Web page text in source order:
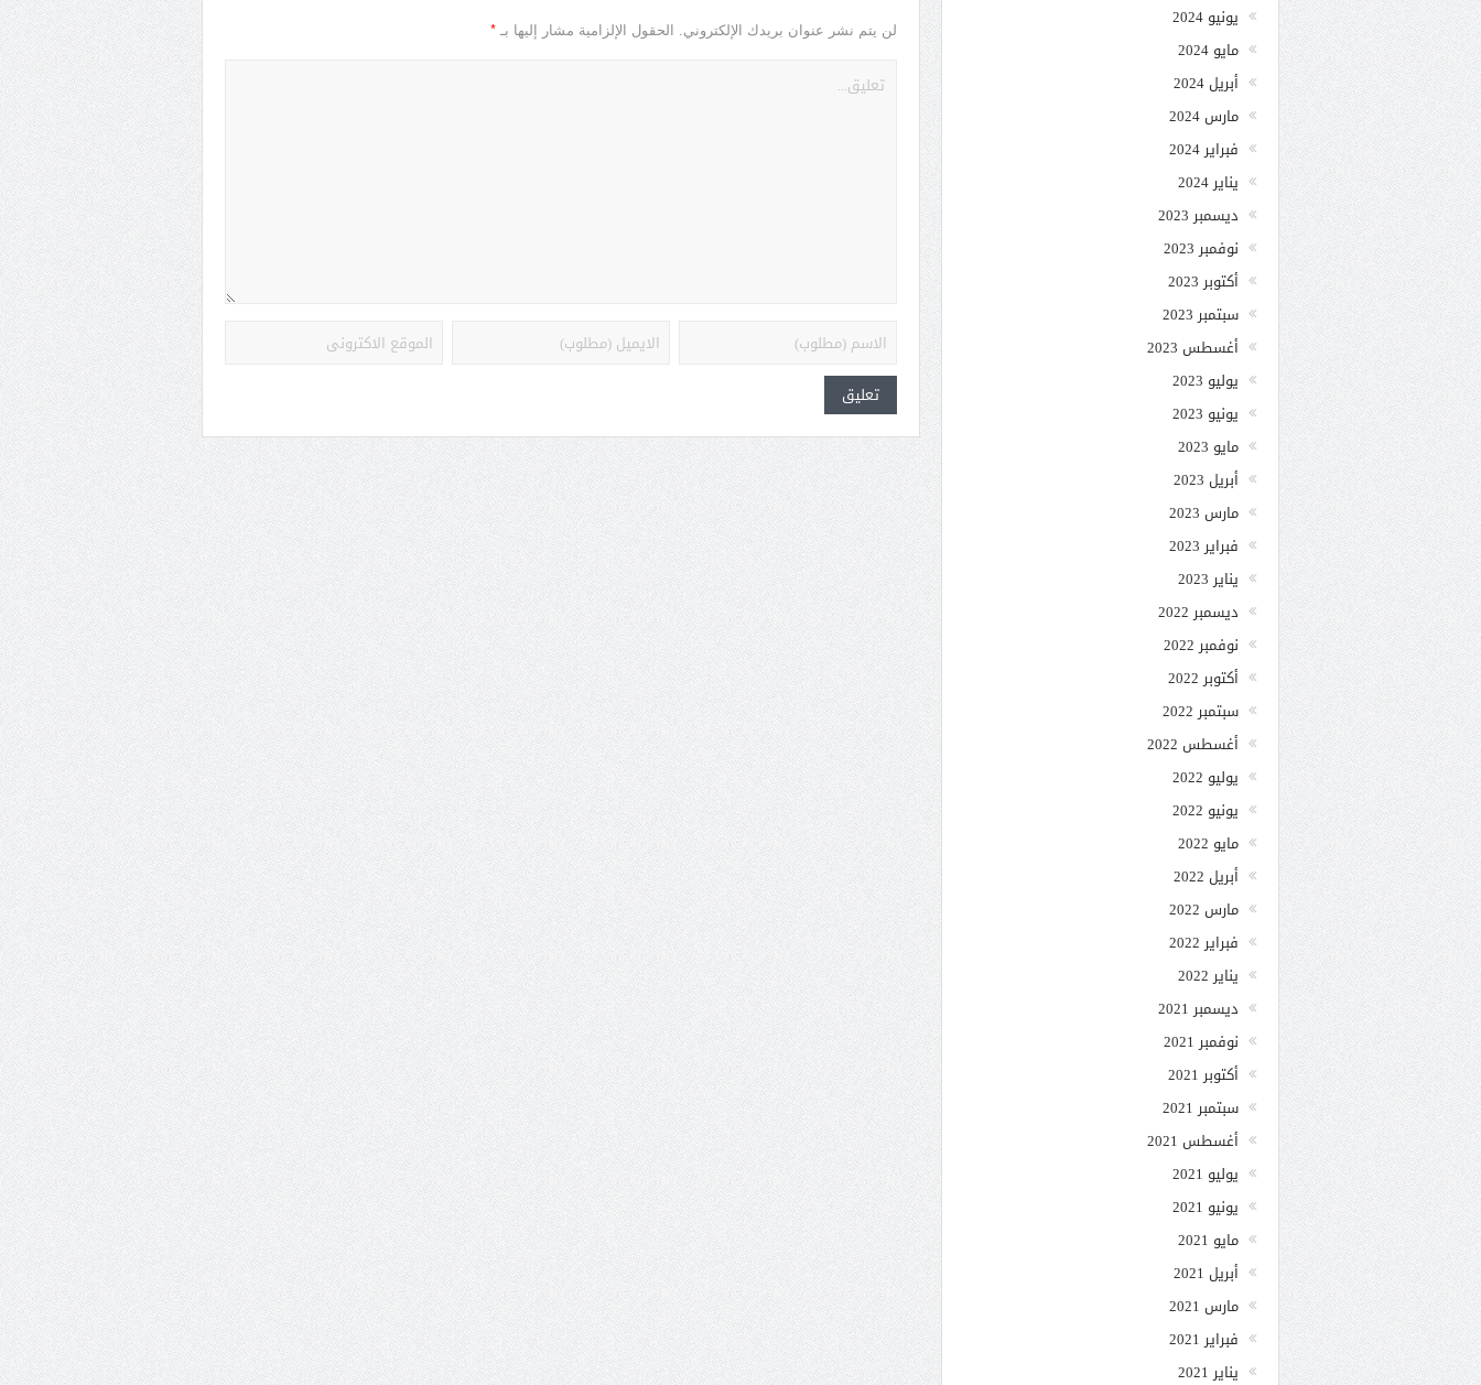
لن يتم نشر عنوان بريدك الإلكتروني. الحقول الإلزامية مشار إليها بـ *
يونيو 2024
مايو 2024
أبريل 2024
مارس 2024
فبراير 2024
يناير 2024
ديسمبر 2023
نوفمبر 2023
أكتوبر 2023
سبتمبر 2023
أغسطس 2023
يوليو 2023
يونيو 2023
مايو 2023
أبريل 2023
مارس 2023
فبراير 2023
يناير 2023
ديسمبر 2022
نوفمبر 2022
أكتوبر 2022
سبتمبر 2022
أغسطس 2022
يوليو 2022
يونيو 2022
مايو 2022
أبريل 2022
مارس 2022
فبراير 2022
يناير 2022
ديسمبر 2021
نوفمبر 2021
أكتوبر 2021
سبتمبر 2021
أغسطس 2021
يوليو 2021
يونيو 2021
مايو 2021
أبريل 2021
مارس 2021
فبراير 2021
يناير 2021